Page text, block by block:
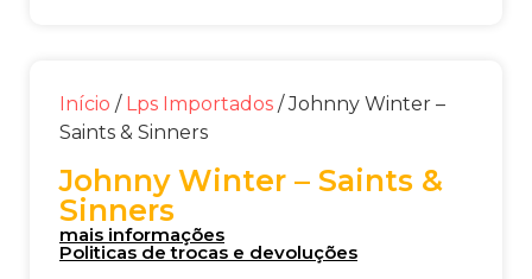
Início / Lps Importados / Johnny Winter –
Saints & Sinners
Johnny Winter – Saints &
Sinners
mais informações
Politicas de trocas e devoluções